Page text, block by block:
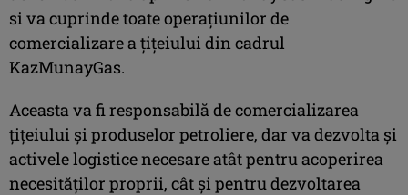
si va cuprinde toate operaţiunilor de
comercializare a ţiţeiului din cadrul
KazMunayGas.
Aceasta va fi responsabilă de comercializarea
ţiţeiului şi produselor petroliere, dar va dezvolta şi
activele logistice necesare atât pentru acoperirea
necesităţilor proprii, cât şi pentru dezvoltarea